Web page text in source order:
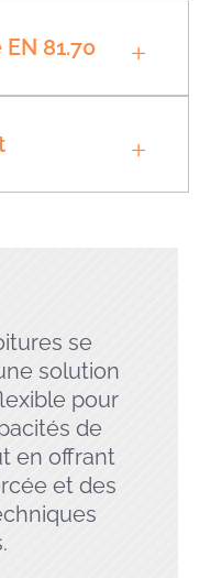
81.70
se
solution
pour
de
en offrant
et des